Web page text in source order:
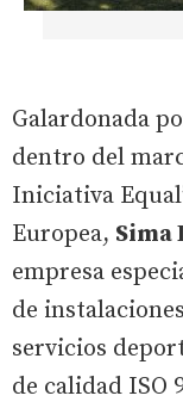
Galardonada
dentro del
Iniciativa
Europea, Sima
empresa
de
servicios
de calidad ISO